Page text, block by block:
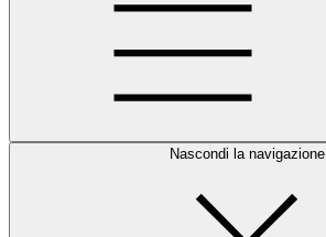
Nascondi la navigazione